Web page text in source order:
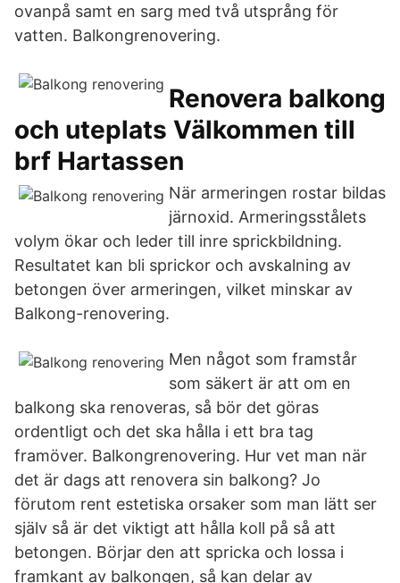
ovanpå samt en sarg med två utsprång för
vatten. Balkongrenovering.
Renovera balkong
och uteplats Välkommen till
brf Hartassen
När armeringen rostar bildas
järnoxid. Armeringsstålets
volym ökar och leder till inre sprickbildning.
Resultatet kan bli sprickor och avskalning av
betongen över armeringen, vilket minskar av
Balkong-renovering.
Men något som framstår
som säkert är att om en
balkong ska renoveras, så bör det göras
ordentligt och det ska hålla i ett bra tag
framöver. Balkongrenovering. Hur vet man när
det är dags att renovera sin balkong? Jo
förutom rent estetiska orsaker som man lätt ser
själv så är det viktigt att hålla koll på så att
betongen. Börjar den att spricka och lossa i
framkant av balkongen, så kan delar av